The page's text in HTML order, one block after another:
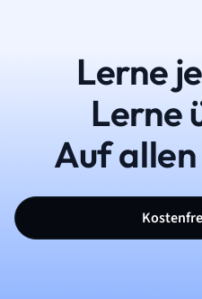
Lerne
Lerne
Auf